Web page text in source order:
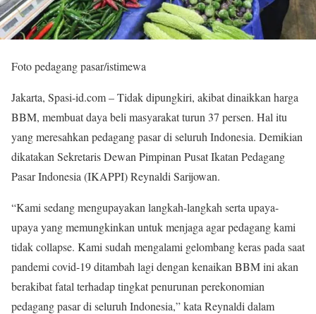
Foto pedagang pasar/istimewa
Jakarta, Spasi-id.com – Tidak dipungkiri, akibat dinaikkan harga
BBM, membuat daya beli masyarakat turun 37 persen. Hal itu
yang meresahkan pedagang pasar di seluruh Indonesia. Demikian
dikatakan Sekretaris Dewan Pimpinan Pusat Ikatan Pedagang
Pasar Indonesia (IKAPPI) Reynaldi Sarijowan.
“Kami sedang mengupayakan langkah-langkah serta upaya-
upaya yang memungkinkan untuk menjaga agar pedagang kami
tidak collapse. Kami sudah mengalami gelombang keras pada saat
pandemi covid-19 ditambah lagi dengan kenaikan BBM ini akan
berakibat fatal terhadap tingkat penurunan perekonomian
pedagang pasar di seluruh Indonesia,” kata Reynaldi dalam